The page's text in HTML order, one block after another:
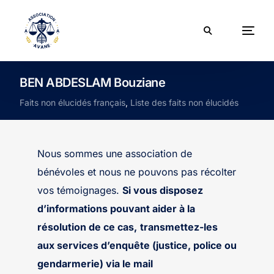
BEN ABDESLAM Bouziane
Faits non élucidés français, Liste des faits non élucidés
Nous sommes une association de
bénévoles et nous ne pouvons pas récolter
vos témoignages. Si vous disposez
d’informations pouvant aider à la
résolution de ce cas, transmettez-les
aux services d’enquête (justice, police ou
gendarmerie) via le mail